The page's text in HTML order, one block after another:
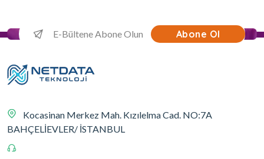
Abone Ol
Kocasinan Merkez Mah. Kızılelma Cad. NO:7A
BAHÇELİEVLER/ İSTANBUL